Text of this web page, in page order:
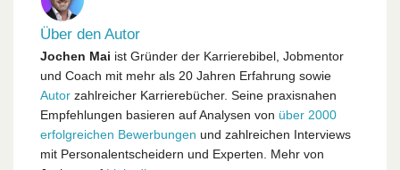
Über den Autor
Jochen Mai ist Gründer der Karrierebibel, Jobmentor
und Coach mit mehr als 20 Jahren Erfahrung sowie
Autor zahlreicher Karrierebücher. Seine praxisnahen
Empfehlungen basieren auf Analysen von über 2000
erfolgreichen Bewerbungen und zahlreichen Interviews
mit Personalentscheidern und Experten. Mehr von